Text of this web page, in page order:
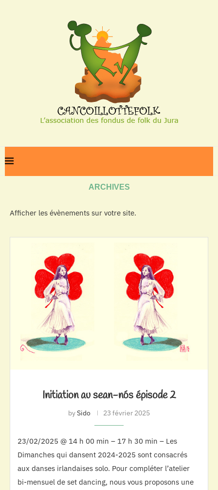
ARCHIVES
Afficher les évènements sur votre site.
Initiation au sean-nós épisode 2
bySido 23 février 2025
23/02/2025 @ 14 h 00 min – 17 h 30 min – Les
Dimanches qui dansent 2024-2025 sont consacrés
aux danses irlandaises solo. Pour compléter l’atelier
bi-mensuel de set dancing, nous vous proposons une